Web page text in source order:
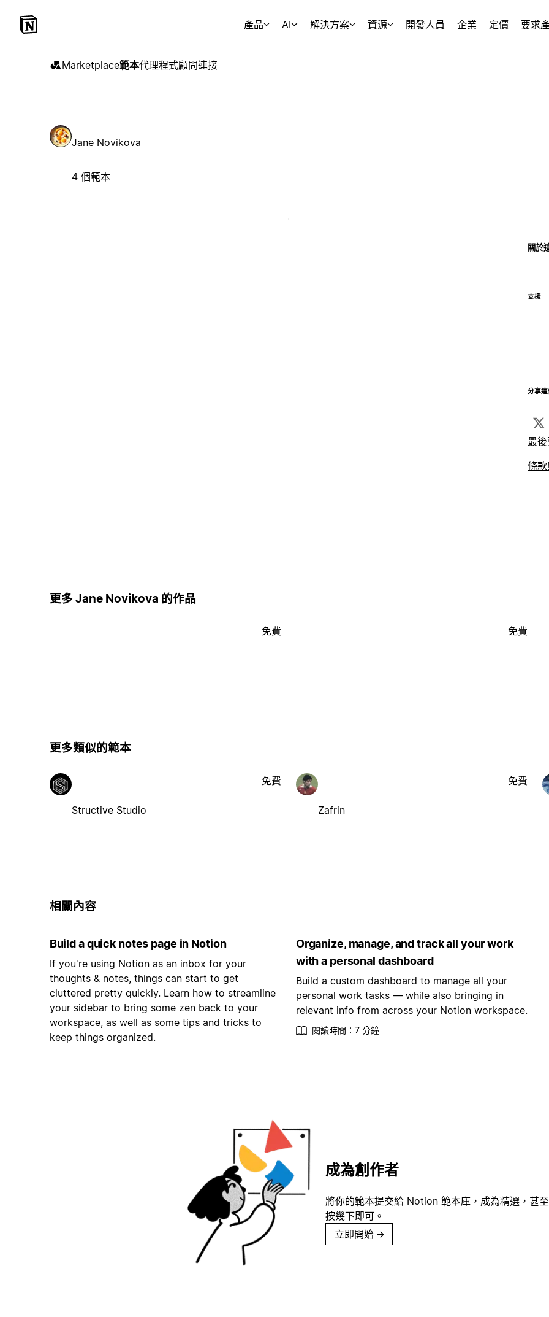
產品 AI 解決方案 資源 開發人員 企業 定價 要求
Marketplace範本代理程式顧問連接
Jane Novikova
4 個範本
關於
支援
分享
最
條款
更多 Jane Novikova 的作品
免費 免費
更多類似的範本
Structive Studio
免費
Zafrin
免費
相關內容
Build a quick notes page in Notion
If you're using Notion as an inbox for your
thoughts & notes, things can start to get
cluttered pretty quickly. Learn how to streamline
your sidebar to bring some zen back to your
workspace, as well as some tips and tricks to
keep things organized.
Organize, manage, and track all your work
with a personal dashboard
Build a custom dashboard to manage all your
personal work tasks — while also bringing in
relevant info from across your Notion workspace.
閱讀時間：7 分鐘
成為創作者
將你的範本提交給 Notion 範本庫，成為精選，甚
按幾下即可。
立即開始 →